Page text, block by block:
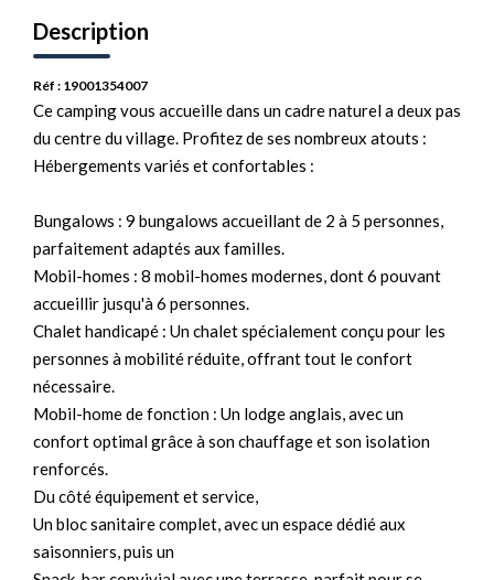
Description
Réf : 19001354007
Ce camping vous accueille dans un cadre naturel a deux pas
du centre du village. Profitez de ses nombreux atouts :
Hébergements variés et confortables :
Bungalows : 9 bungalows accueillant de 2 à 5 personnes,
parfaitement adaptés aux familles.
Mobil-homes : 8 mobil-homes modernes, dont 6 pouvant
accueillir jusqu'à 6 personnes.
Chalet handicapé : Un chalet spécialement conçu pour les
personnes à mobilité réduite, offrant tout le confort
nécessaire.
Mobil-home de fonction : Un lodge anglais, avec un
confort optimal grâce à son chauffage et son isolation
renforcés.
Du côté équipement et service,
Un bloc sanitaire complet, avec un espace dédié aux
saisonniers, puis un